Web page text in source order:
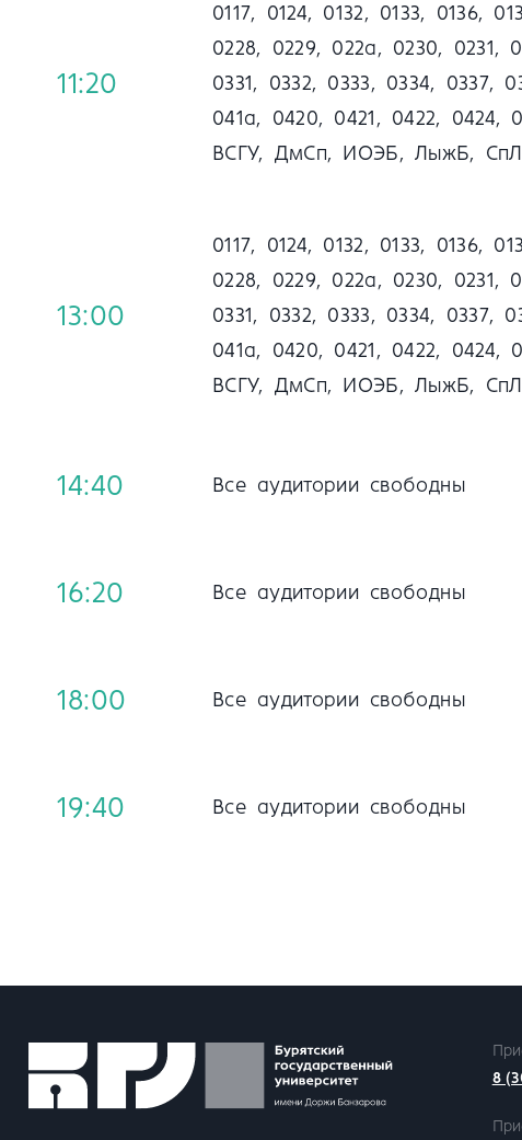
11:20
0117, 0124, 0132, 0133, 0136,
0228, 0229, 022а, 0230, 0231,
0331, 0332, 0333, 0334, 0337,
041a, 0420, 0421, 0422,
ВСГУ, ДмСп, ИОЭБ, ЛыжБ,
13:00
0117, 0124, 0132, 0133, 0136,
0228, 0229, 022а, 0230, 0231,
0331, 0332, 0333, 0334, 0337,
041a, 0420, 0421, 0422,
ВСГУ, ДмСп, ИОЭБ, ЛыжБ,
14:40 Все аудитории свободны
16:20 Все аудитории свободны
18:00 Все аудитории свободны
19:40 Все аудитории свободны
8